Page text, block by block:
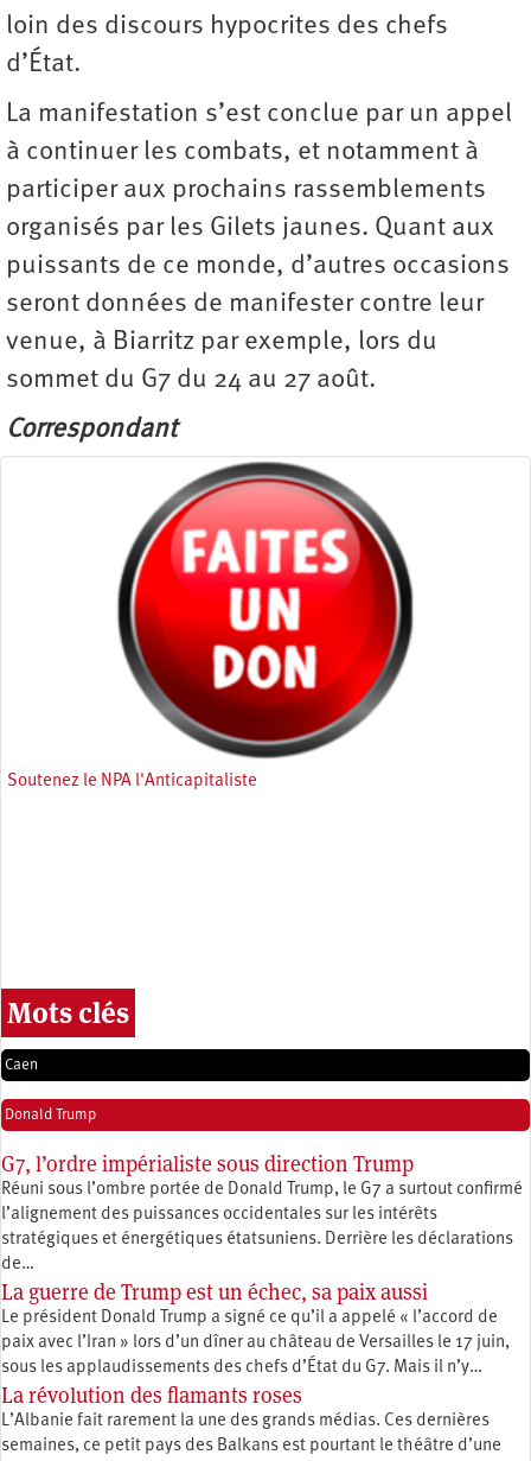
loin des discours hypocrites des chefs
d’État.
La manifestation s’est conclue par un appel
à continuer les combats, et notamment à
participer aux prochains rassemblements
organisés par les Gilets jaunes. Quant aux
puissants de ce monde, d’autres occasions
seront données de manifester contre leur
venue, à Biarritz par exemple, lors du
sommet du G7 du 24 au 27 août.
Correspondant
Soutenez le NPA l'Anticapitaliste
Mots clés
Caen
Donald Trump
G7, l’ordre impérialiste sous direction Trump
Réuni sous l’ombre portée de Donald Trump, le G7 a surtout confirmé
l’alignement des puissances occidentales sur les intérêts
stratégiques et énergétiques étatsuniens. Derrière les déclarations
de…
La guerre de Trump est un échec, sa paix aussi
Le président Donald Trump a signé ce qu’il a appelé « l’accord de
paix avec l’Iran » lors d’un dîner au château de Versailles le 17 juin,
sous les applaudissements des chefs d’État du G7. Mais il n’y…
La révolution des flamants roses
L’Albanie fait rarement la une des grands médias. Ces dernières
semaines, ce petit pays des Balkans est pourtant le théâtre d’une